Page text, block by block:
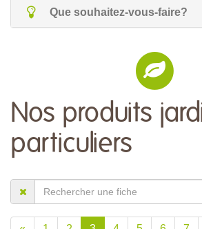
Que souhaitez-vous-faire?
Nos produits
particuliers